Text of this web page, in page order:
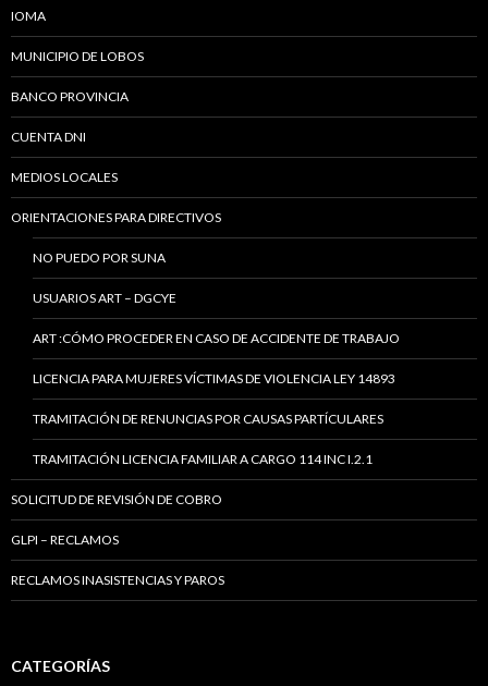
IOMA
MUNICIPIO DE LOBOS
BANCO PROVINCIA
CUENTA DNI
MEDIOS LOCALES
ORIENTACIONES PARA DIRECTIVOS
NO PUEDO POR SUNA
USUARIOS ART – DGCYE
ART :CÓMO PROCEDER EN CASO DE ACCIDENTE DE TRABAJO
LICENCIA PARA MUJERES VÍCTIMAS DE VIOLENCIA LEY 14893
TRAMITACIÓN DE RENUNCIAS POR CAUSAS PARTÍCULARES
TRAMITACIÓN LICENCIA FAMILIAR A CARGO 114 INC I.2.1
SOLICITUD DE REVISIÓN DE COBRO
GLPI – RECLAMOS
RECLAMOS INASISTENCIAS Y PAROS
CATEGORÍAS